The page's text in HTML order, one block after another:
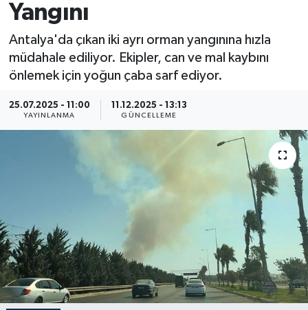
Yangını
Antalya'da çıkan iki ayrı orman yangınına hızla
müdahale ediliyor. Ekipler, can ve mal kaybını
önlemek için yoğun çaba sarf ediyor.
25.07.2025 - 11:00
YAYINLANMA
11.12.2025 - 13:13
GÜNCELLEME
Eğitim
Ekonomi
KANALV Spor
Kültür Sanat
Magazin
Süper Lig Puan Durumu ve Fikstür
Tüm Manşetler